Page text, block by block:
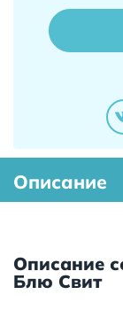
Описание
Описание
Блю Свит